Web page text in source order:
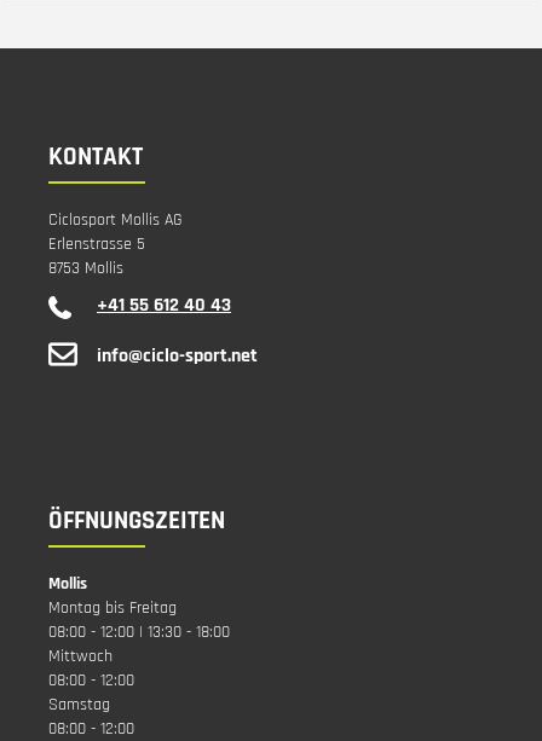
KONTAKT
Ciclosport Mollis AG
Erlenstrasse 5
8753 Mollis
+41 55 612 40 43
info@ciclo-sport.net
ÖFFNUNGSZEITEN
Mollis
Montag bis Freitag
08:00 - 12:00 | 13:30 - 18:00
Mittwoch
08:00 - 12:00
Samstag
08:00 - 12:00